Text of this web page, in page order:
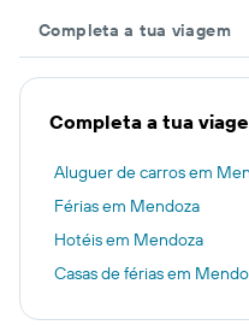
Completa a tua viagem
Completa a tua
Aluguer de carros em
Férias em Mendoza
Hotéis em Mendoza
Casas de férias em